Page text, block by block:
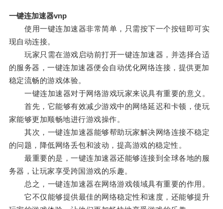
一键连加速器vnp
使用一键连加速器非常简单，只需按下一个按钮即可实
现自动连接。
玩家只需在游戏启动前打开一键连加速器，并选择合适
的服务器，一键连加速器便会自动优化网络连接，提供更加
稳定流畅的游戏体验。
一键连加速器对于网络游戏玩家来说具有重要的意义。
首先，它能够有效减少游戏中的网络延迟和卡顿，使玩
家能够更加顺畅地进行游戏操作。
其次，一键连加速器能够帮助玩家解决网络连接不稳定
的问题，降低网络丢包和波动，提高游戏的稳定性。
最重要的是，一键连加速器还能够连接到全球各地的服
务器，让玩家享受跨国游戏的乐趣。
总之，一键连加速器在网络游戏领域具有重要的作用。
它不仅能够提供最佳的网络稳定性和速度，还能够提升